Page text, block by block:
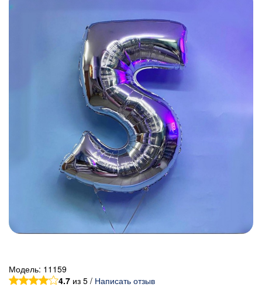
Модель: 11159
4.7 из 5 / Написать отзыв